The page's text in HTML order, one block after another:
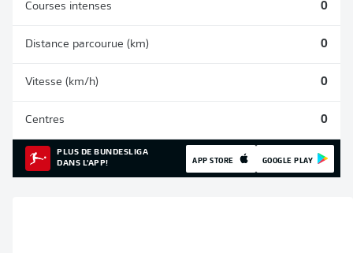
Courses intenses 0
Distance parcourue (km) 0
Vitesse (km/h) 0
Centres 0
PLUS DE BUNDESLIGA
DANS L'APP!
APP STORE GOOGLE PLAY